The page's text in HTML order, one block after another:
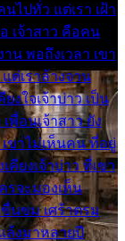
ไปทั่ว แต่เรา เฝ้า
เจ้าสาว คือคน
น พอถึงเวลา เขา
ต่เราล้างจาน
งใจเจ้าบ่าว เป็น
พื่อนเจ้าสาว ยัง
ขาไม่เห็นคน ที่อยู่
คียงเจ้าบ่าว ที่เขา
รจะมองเห็น
นขม เศร้าตรม
ล้งมาหลายปี